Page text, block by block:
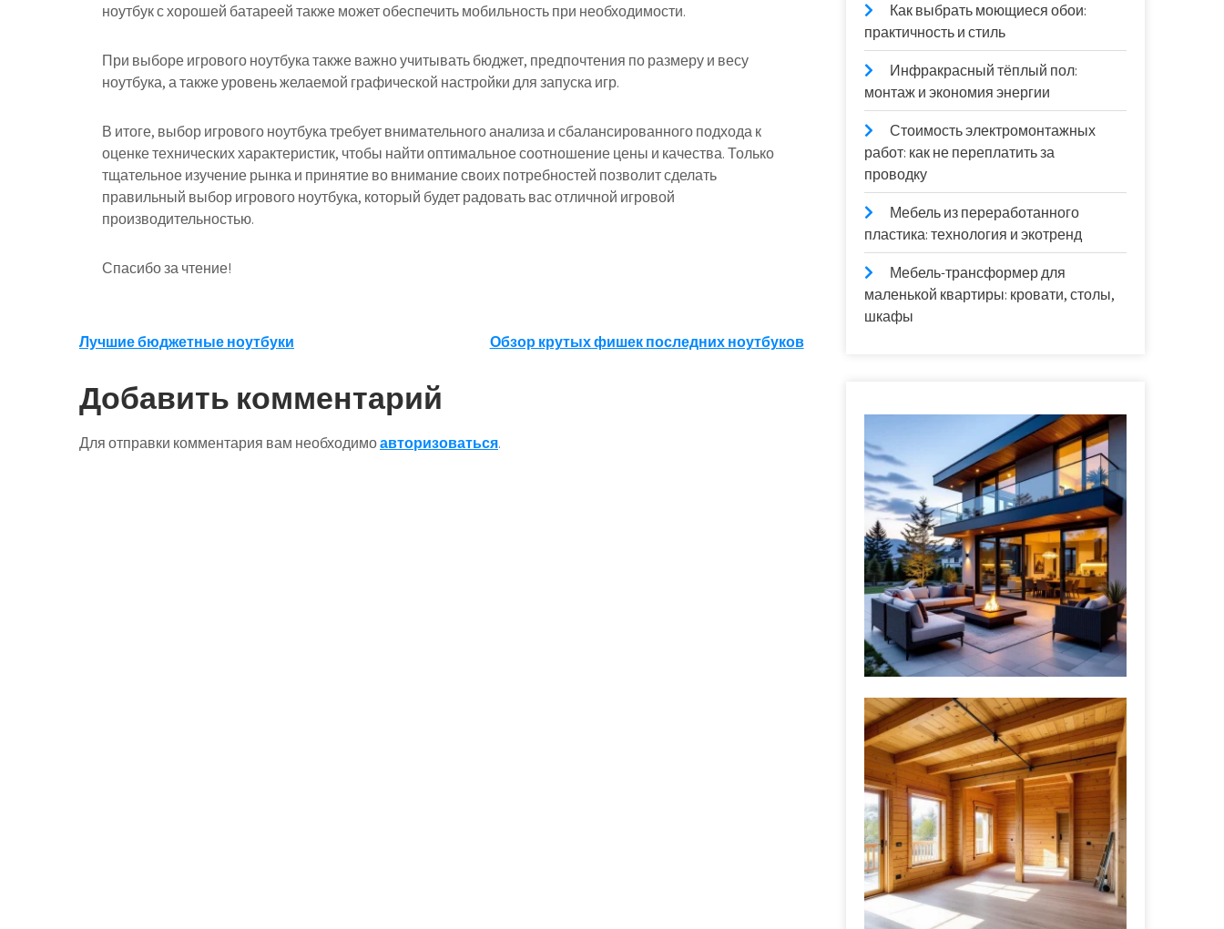
ноутбук с хорошей батареей также может обеспечить мобильность при необходимости.
При выборе игрового ноутбука также важно учитывать бюджет, предпочтения по размеру и весу
ноутбука, а также уровень желаемой графической настройки для запуска игр.
В итоге, выбор игрового ноутбука требует внимательного анализа и сбалансированного подхода к
оценке технических характеристик, чтобы найти оптимальное соотношение цены и качества. Только
тщательное изучение рынка и принятие во внимание своих потребностей позволит сделать
правильный выбор игрового ноутбука, который будет радовать вас отличной игровой
производительностью.
Спасибо за чтение!
Навигация
по
записям
Лучшие бюджетные ноутбуки Обзор крутых фишек последних ноутбуков
Добавить комментарий
Для отправки комментария вам необходимоавторизоваться.
Как выбрать моющиеся обои:
практичность и стиль
Инфракрасный тёплый пол:
монтаж и экономия энергии
Стоимость электромонтажных
работ: как не переплатить за
проводку
Мебель из переработанного
пластика: технология и экотренд
Мебель-трансформер для
маленькой квартиры: кровати, столы,
шкафы